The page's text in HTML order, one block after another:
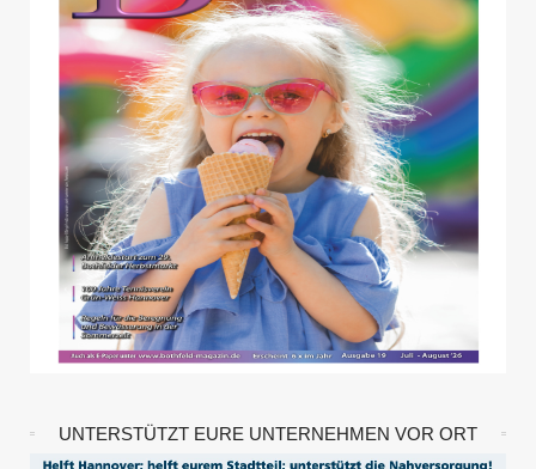
UNTERSTÜTZT EURE UNTERNEHMEN VOR ORT